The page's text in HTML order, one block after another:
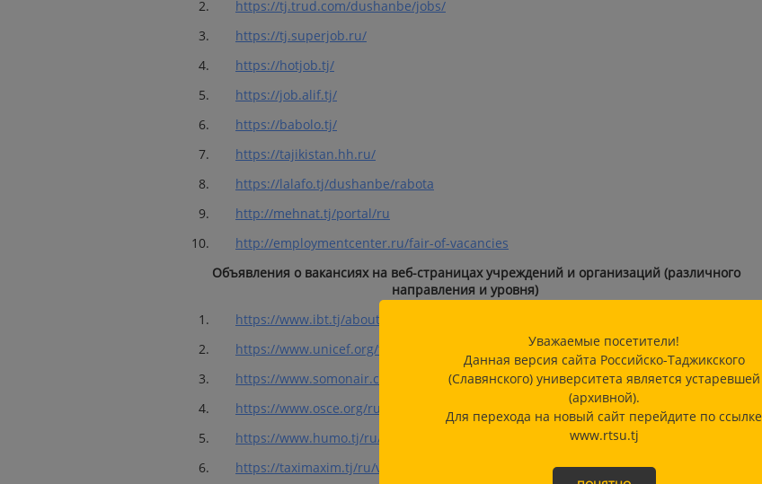
https://tj.trud.com/dushanbe/jobs/
https://tj.superjob.ru/
https://hotjob.tj/
https://job.alif.tj/
https://babolo.tj/
https://tajikistan.hh.ru/
https://lalafo.tj/dushanbe/rabota
http://mehnat.tj/portal/ru
http://employmentcenter.ru/fair-of-vacancies
Объявления о вакансиях на веб-страницах учреждений и организаций (различного
направления и уровня)
https://www.ibt.tj/about/vacancy/
https://www.unicef.org/tajikistan/ru
https://www.somonair.com/index.php/russian/vacancy
https://www.osce.org/ru/programme-office-in-dushanbe
https://www.humo.tj/ru/about/service/vacancy/
https://taximaxim.tj/ru/vacancy/
Уважаемые посетители!
Данная версия сайта Российско-Таджикского
(Славянского) университета является устаревшей
(архивной).
Для перехода на новый сайт перейдите по ссылке
www.rtsu.tj